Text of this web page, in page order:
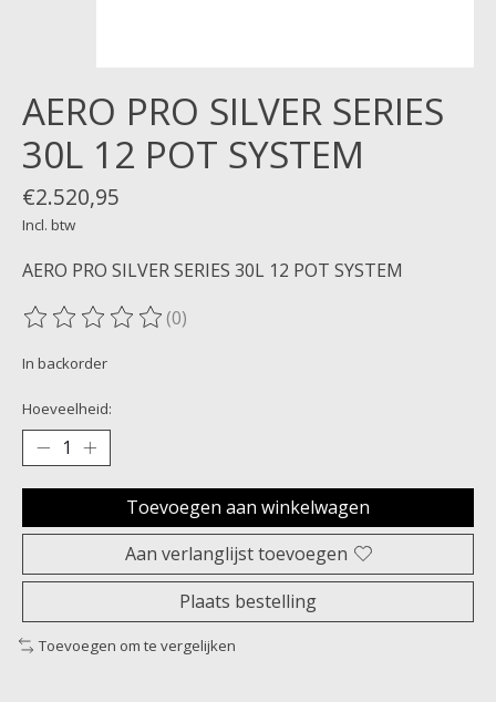
AERO PRO SILVER SERIES
30L 12 POT SYSTEM
€2.520,95
Incl. btw
AERO PRO SILVER SERIES 30L 12 POT SYSTEM
De beoordeling van dit product is
(0)
In backorder
Hoeveelheid:
Toevoegen aan winkelwagen
Aan verlanglijst toevoegen
Plaats bestelling
Toevoegen om te vergelijken